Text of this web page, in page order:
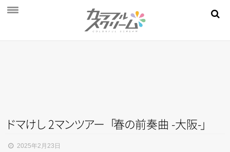
MOVIE
AUDITION
ドマけし 2マンツアー 「春の前奏曲 -大阪-」
2025年2月23日